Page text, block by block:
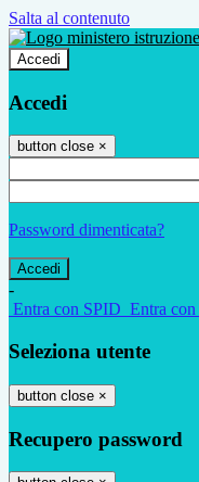
Salta al contenuto
Accedi
Accedi
button close ×
Password dimenticata?
-
Entra con SPID Entra
Seleziona utente
button close ×
Recupero password